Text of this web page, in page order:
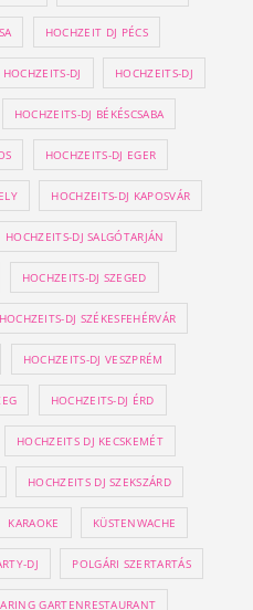
HOCHZEIT DJ PÉCS
HOCHZEITS-DJ HOCHZEITS-DJ
HOCHZEITS-DJ BÉKÉSCSABA
HOCHZEITS-DJ EGER
HOCHZEITS-DJ KAPOSVÁR
HOCHZEITS-DJ SALGÓTARJÁN
HOCHZEITS-DJ SZEGED
HOCHZEITS-DJ SZÉKESFEHÉRVÁR
HOCHZEITS-DJ VESZPRÉM
HOCHZEITS-DJ ÉRD
HOCHZEITS DJ KECSKEMÉT
HOCHZEITS DJ SZEKSZÁRD
KARAOKE KÜSTENWACHE
DJ POLGÁRI SZERTARTÁS
GARTENRESTAURANT